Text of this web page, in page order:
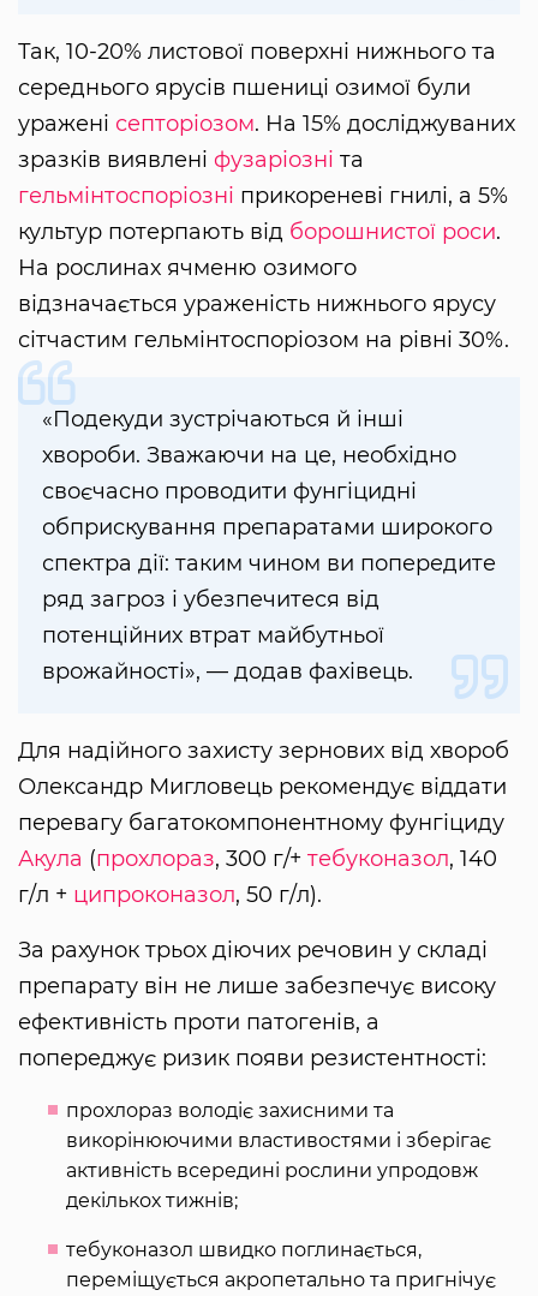
Так, 10-20% листової поверхні нижнього та
середнього ярусів пшениці озимої були
уражені септоріозом. На 15% досліджуваних
зразків виявлені фузаріозні та
гельмінтоспоріозні прикореневі гнилі, а 5%
культур потерпають від борошнистої роси.
На рослинах ячменю озимого
відзначається ураженість нижнього ярусу
сітчастим гельмінтоспоріозом на рівні 30%.
«Подекуди зустрічаються й інші
хвороби. Зважаючи на це, необхідно
своєчасно проводити фунгіцидні
обприскування препаратами широкого
спектра дії: таким чином ви попередите
ряд загроз і убезпечитеся від
потенційних втрат майбутньої
врожайності», — додав фахівець.
Для надійного захисту зернових від хвороб
Олександр Мигловець рекомендує віддати
перевагу багатокомпонентному фунгіциду
Акула (прохлораз, 300 г/+ тебуконазол, 140
г/л + ципроконазол, 50 г/л).
За рахунок трьох діючих речовин у складі
препарату він не лише забезпечує високу
ефективність проти патогенів, а
попереджує ризик появи резистентності:
прохлораз володіє захисними та
викорінюючими властивостями і зберігає
активність всередині рослини упродовж
декількох тижнів;
тебуконазол швидко поглинається,
переміщується акропетально та пригнічує